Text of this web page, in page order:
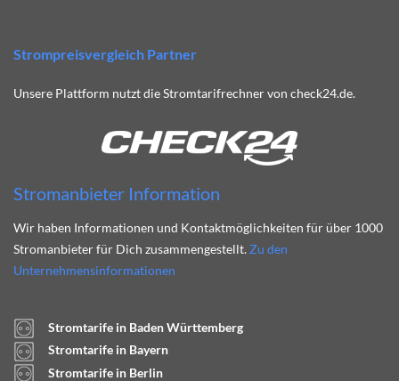
Strompreisvergleich Partner
Unsere Plattform nutzt die Stromtarifrechner von check24.de.
Stromanbieter Information
Wir haben Informationen und Kontaktmöglichkeiten für über 1000
Stromanbieter für Dich zusammengestellt. Zu den
Unternehmensinformationen
Stromtarife in Baden Württemberg
Stromtarife in Bayern
Stromtarife in Berlin